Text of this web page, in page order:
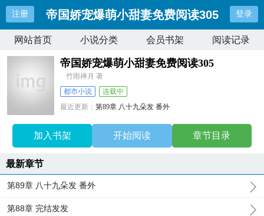
注册 帝国娇宠爆萌小甜妻免费阅读305 登录
网站首页 小说分类 会员书架 阅读记录
帝国娇宠爆萌小甜妻免费阅读305
竹雨禅月 著
都市小说
连载中
最近更新：第89章 八十九朵发 番外
加入书架 开始阅读 章节目录
最新章节
第89章 八十九朵发 番外
第88章 完结发发